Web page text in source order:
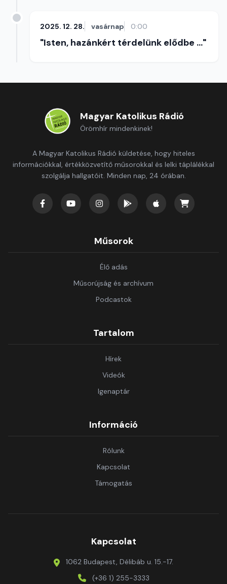
2025. 12. 28. vasárnap 0:00
"Isten, hazánkért térdelünk elődbe ..."
Magyar Katolikus Rádió
Örömhír mindenkinek!
A Magyar Katolikus Rádió küldetése, hogy hiteles
információkkal, értékközvetítő műsorokkal és lelki táplálékkal
szolgálja hallgatóit. Minden nap, 24 órában.
Műsorok
Élő adás
Műsorújság és archívum
Podcastok
Tartalom
Hírek
Videók
Igenaptár
Információ
Rólunk
Kapcsolat
Támogatás
Kapcsolat
1062 Budapest, Délibáb u. 15.-17.
(+36 1) 255-3333